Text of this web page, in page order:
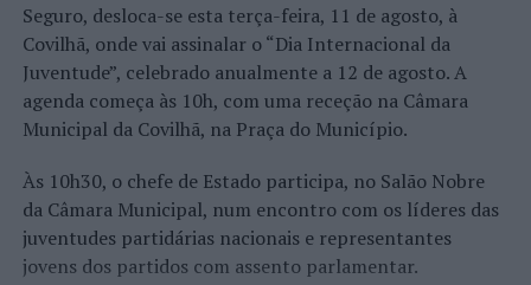
FREDERICO DINIS
OLARIA TEATRO
PRÓXIMO
Sintra homenageia atletas e clubes em mais uma Gala
dos Campeões
CEiiA exibe em Londres o seu ASV dedicado a
cartografia, vigilância e defesa marítima
Seguro, desloca-se esta terça-feira, 11 de agosto, à
Covilhã, onde vai assinalar o “Dia Internacional da
Juventude”, celebrado anualmente a 12 de agosto. A
agenda começa às 10h, com uma receção na Câmara
Municipal da Covilhã, na Praça do Município.
Às 10h30, o chefe de Estado participa, no Salão Nobre
da Câmara Municipal, num encontro com os líderes das
juventudes partidárias nacionais e representantes
jovens dos partidos com assento parlamentar.